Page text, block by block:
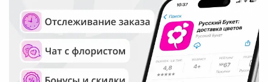
Общество с ограниченной ответственностью «Технология»
ОГРН: 1195476081745, ИНН: 5410081997
Юридический адрес: г. Новосибирск, ул. Ипподромская,
д.42, оф. 3
Рейтинг Русского букета в г. Астрахань